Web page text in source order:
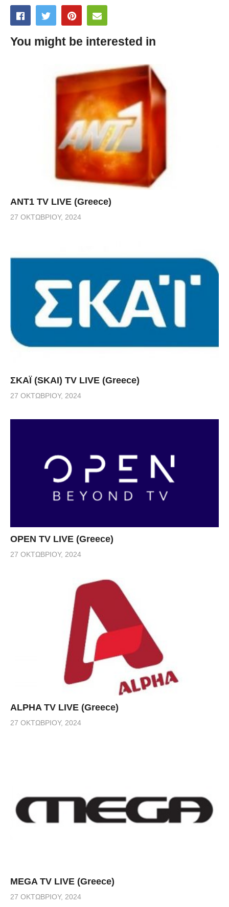
You might be interested in
ANT1 TV LIVE (Greece)
27 ΟΚΤΩΒΡΊΟΥ, 2024
ΣΚΑΪ (SKAI) TV LIVE (Greece)
27 ΟΚΤΩΒΡΊΟΥ, 2024
OPEN TV LIVE (Greece)
27 ΟΚΤΩΒΡΊΟΥ, 2024
ALPHA TV LIVE (Greece)
27 ΟΚΤΩΒΡΊΟΥ, 2024
MEGA TV LIVE (Greece)
27 ΟΚΤΩΒΡΊΟΥ, 2024